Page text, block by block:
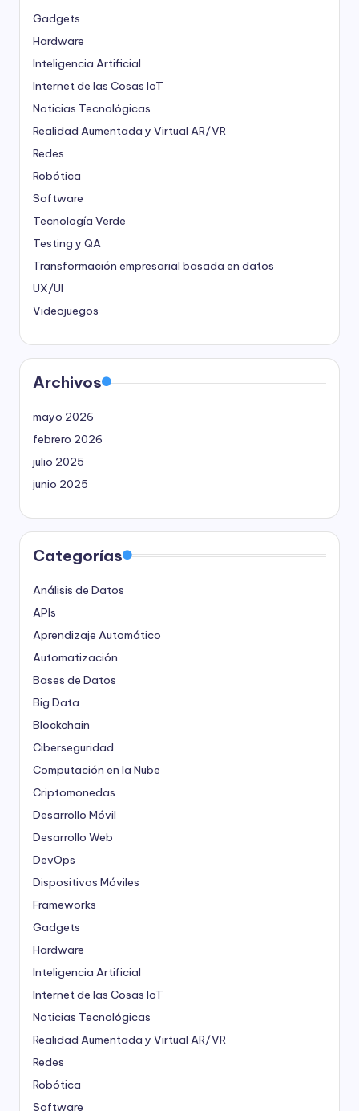
Gadgets
Hardware
Inteligencia Artificial
Internet de las Cosas IoT
Noticias Tecnológicas
Realidad Aumentada y Virtual AR/VR
Redes
Robótica
Software
Tecnología Verde
Testing y QA
Transformación empresarial basada en datos
UX/UI
Videojuegos
Archivos
mayo 2026
febrero 2026
julio 2025
junio 2025
Categorías
Análisis de Datos
APIs
Aprendizaje Automático
Automatización
Bases de Datos
Big Data
Blockchain
Ciberseguridad
Computación en la Nube
Criptomonedas
Desarrollo Móvil
Desarrollo Web
DevOps
Dispositivos Móviles
Frameworks
Gadgets
Hardware
Inteligencia Artificial
Internet de las Cosas IoT
Noticias Tecnológicas
Realidad Aumentada y Virtual AR/VR
Redes
Robótica
Software